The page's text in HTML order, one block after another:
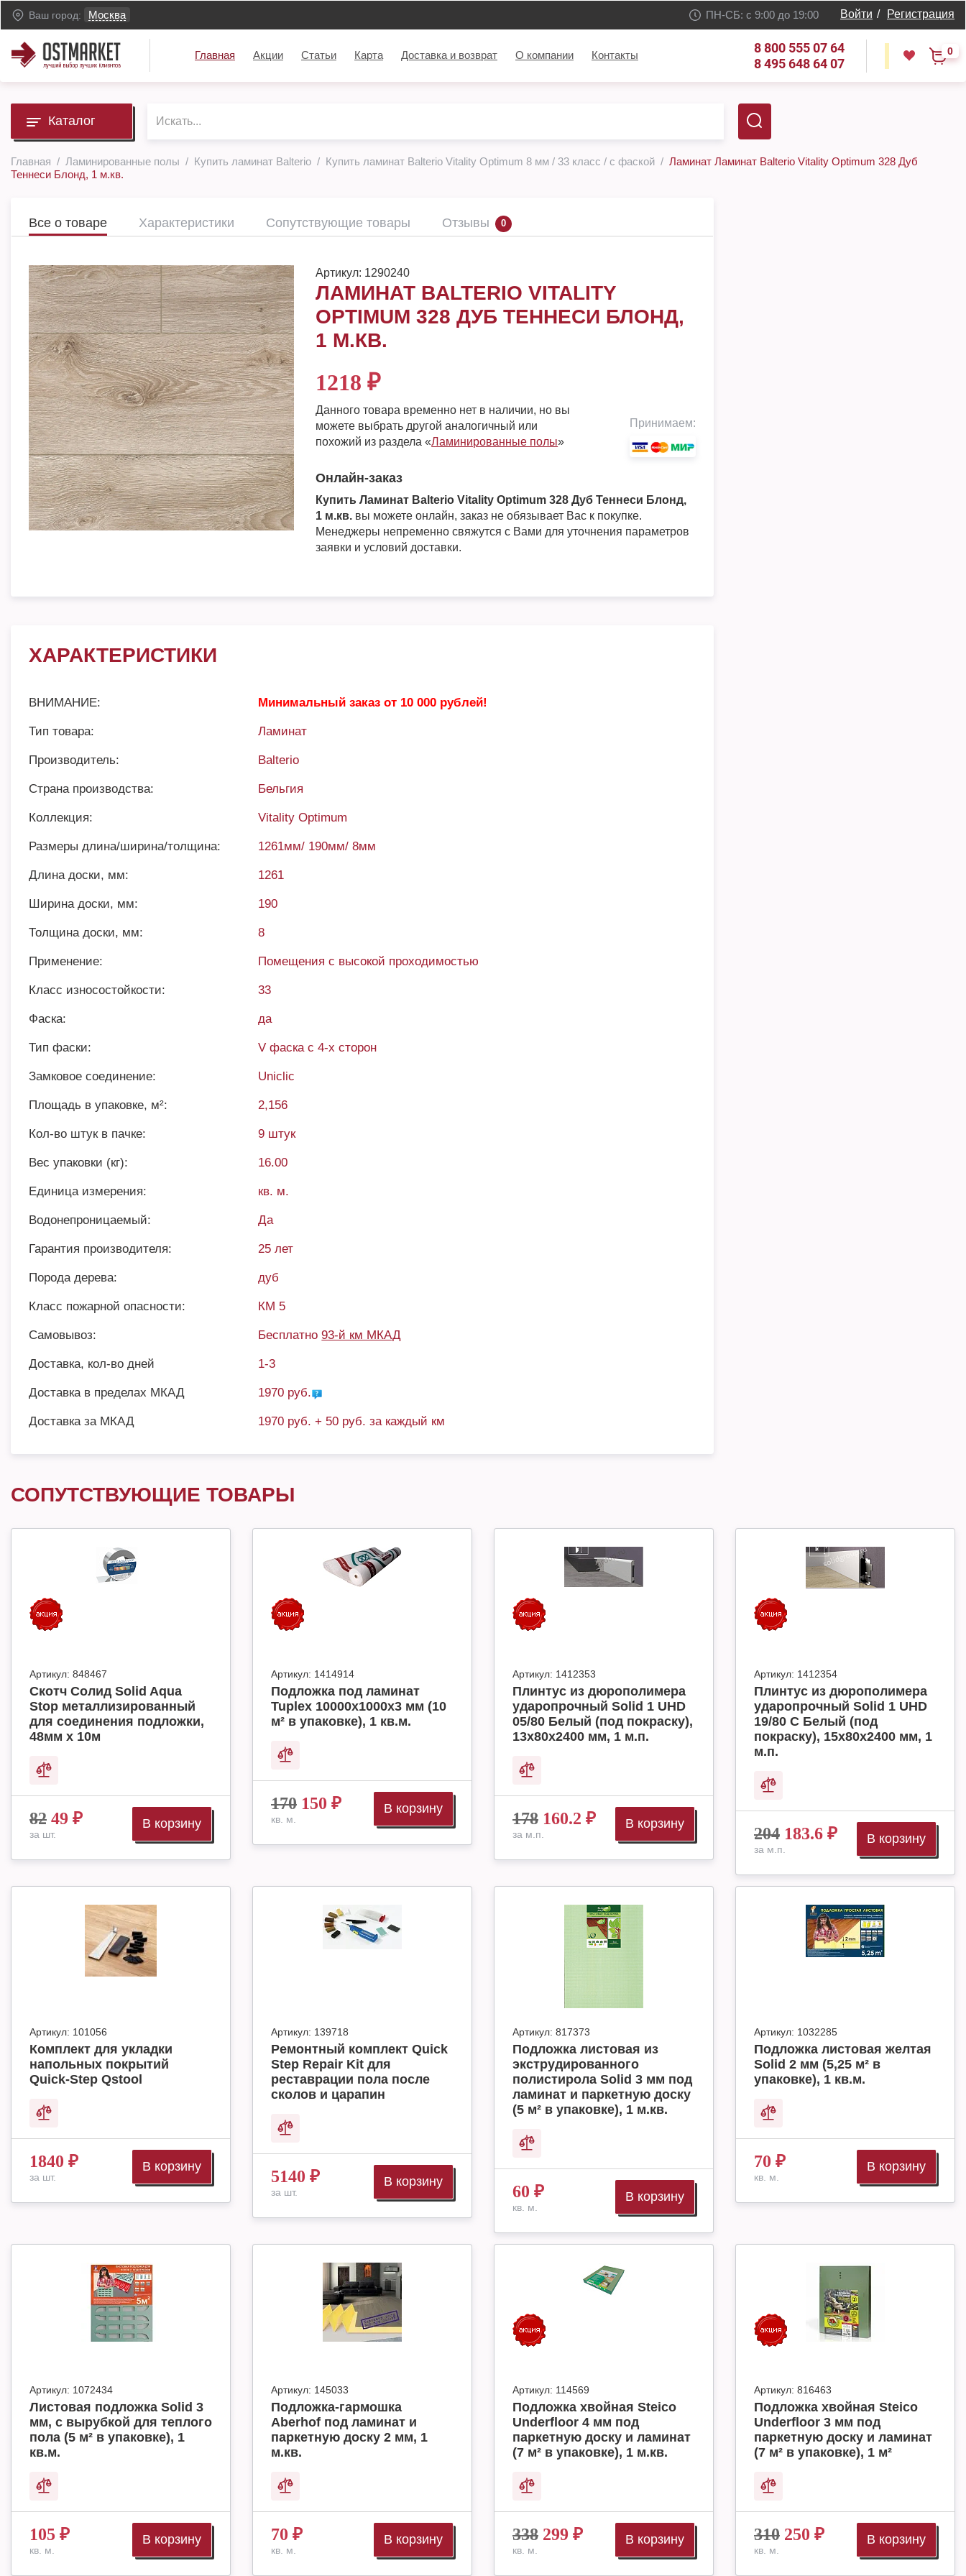
Ваш город: Москва ПН-СБ: с 9:00 до 19:00 Войти / Регистрация
Главная Акции Статьи Карта Доставка и возврат О компании Контакты
8 800 555 07 64
8 495 648 64 07
0
Каталог
Главная Ламинированные полы Купить ламинат Balterio Купить ламинат Balterio Vitality Optimum 8 мм / 33 класс / с фаской
Ламинат Ламинат Balterio Vitality Optimum 328 Дуб
Теннеси Блонд, 1 м.кв.
Все о товаре Характеристики Сопутствующие товары Отзывы 0
Артикул: 1290240
ЛАМИНАТ BALTERIO VITALITY
OPTIMUM 328 ДУБ ТЕННЕСИ БЛОНД,
1 М.КВ.
1218 ₽
Данного товара временно нет в наличии, но вы
можете выбрать другой аналогичный или
похожий из раздела «Ламинированные полы»
Принимаем:
Онлайн-заказ
Купить Ламинат Balterio Vitality Optimum 328 Дуб Теннеси Блонд,
1 м.кв. вы можете онлайн, заказ не обязывает Вас к покупке.
Менеджеры непременно свяжутся с Вами для уточнения параметров
заявки и условий доставки.
ХАРАКТЕРИСТИКИ
ВНИМАНИЕ: Минимальный заказ от 10 000 рублей!
Тип товара: Ламинат
Производитель: Balterio
Страна производства: Бельгия
Коллекция: Vitality Optimum
Размеры длина/ширина/толщина: 1261мм/ 190мм/ 8мм
Длина доски, мм: 1261
Ширина доски, мм: 190
Толщина доски, мм: 8
Применение: Помещения с высокой проходимостью
Класс износостойкости: 33
Фаска: да
Тип фаски: V фаска с 4-х сторон
Замковое соединение: Uniclic
Площадь в упаковке, м²: 2,156
Кол-во штук в пачке: 9 штук
Вес упаковки (кг): 16.00
Единица измерения: кв. м.
Водонепроницаемый: Да
Гарантия производителя: 25 лет
Порода дерева: дуб
Класс пожарной опасности: КМ 5
Самовывоз: Бесплатно93-й км МКАД
Доставка, кол-во дней 1-3
Доставка в пределах МКАД 1970 руб.
Доставка за МКАД 1970 руб. + 50 руб. за каждый км
СОПУТСТВУЮЩИЕ ТОВАРЫ
Артикул: 848467
Скотч Солид Solid Aqua
Stop металлизированный
для соединения подложки,
48мм х 10м
82 49 ₽
за шт.
В корзину
Артикул: 1414914
Подложка под ламинат
Tuplex 10000x1000x3 мм (10
м² в упаковке), 1 кв.м.
170 150 ₽
кв. м.
В корзину
Артикул: 1412353
Плинтус из дюрополимера
ударопрочный Solid 1 UHD
05/80 Белый (под покраску),
13х80х2400 мм, 1 м.п.
178 160.2 ₽
за м.п.
В корзину
Артикул: 1412354
Плинтус из дюрополимера
ударопрочный Solid 1 UHD
19/80 C Белый (под
покраску), 15х80х2400 мм, 1
м.п.
204 183.6 ₽
за м.п.
В корзину
Артикул: 101056
Комплект для укладки
напольных покрытий
Quick-Step Qstool
1840 ₽
за шт.
В корзину
Артикул: 139718
Ремонтный комплект Quick
Step Repair Kit для
реставрации пола после
сколов и царапин
5140 ₽
за шт.
В корзину
Артикул: 817373
Подложка листовая из
экструдированного
полистирола Solid 3 мм под
ламинат и паркетную доску
(5 м² в упаковке), 1 м.кв.
60 ₽
кв. м.
В корзину
Артикул: 1032285
Подложка листовая желтая
Solid 2 мм (5,25 м² в
упаковке), 1 кв.м.
70 ₽
кв. м.
В корзину
Артикул: 1072434
Листовая подложка Solid 3
мм, с вырубкой для теплого
пола (5 м² в упаковке), 1
кв.м.
105 ₽
кв. м.
В корзину
Артикул: 145033
Подложка-гармошка
Aberhof под ламинат и
паркетную доску 2 мм, 1
м.кв.
70 ₽
кв. м.
В корзину
Артикул: 114569
Подложка хвойная Steico
Underfloor 4 мм под
паркетную доску и ламинат
(7 м² в упаковке), 1 м.кв.
338 299 ₽
кв. м.
В корзину
Артикул: 816463
Подложка хвойная Steico
Underfloor 3 мм под
паркетную доску и ламинат
(7 м² в упаковке), 1 м²
310 250 ₽
кв. м.
В корзину